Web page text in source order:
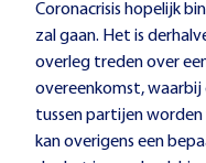
Coronacrisis hopelijk
zal gaan. Het is
overleg treden over
overeenkomst, waarbij
tussen partijen
kan overigens een